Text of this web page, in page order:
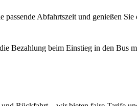
Abfahrtszeit und genießen Sie
Bezahlung beim Einstieg in den Bus